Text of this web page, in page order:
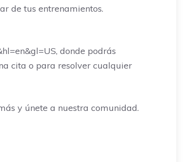
de tus entrenamientos.
donde podrás
cita o para resolver cualquier
y únete a nuestra comunidad.